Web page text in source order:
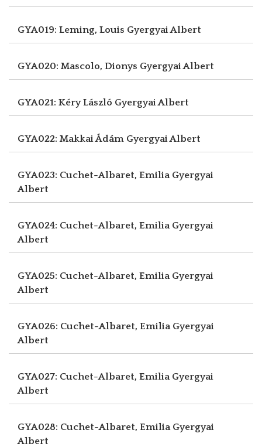
GYA019: Leming, Louis Gyergyai Albert
GYA020: Mascolo, Dionys Gyergyai Albert
GYA021: Kéry László Gyergyai Albert
GYA022: Makkai Ádám Gyergyai Albert
GYA023: Cuchet-Albaret, Emilia Gyergyai
Albert
GYA024: Cuchet-Albaret, Emilia Gyergyai
Albert
GYA025: Cuchet-Albaret, Emilia Gyergyai
Albert
GYA026: Cuchet-Albaret, Emilia Gyergyai
Albert
GYA027: Cuchet-Albaret, Emilia Gyergyai
Albert
GYA028: Cuchet-Albaret, Emilia Gyergyai
Albert